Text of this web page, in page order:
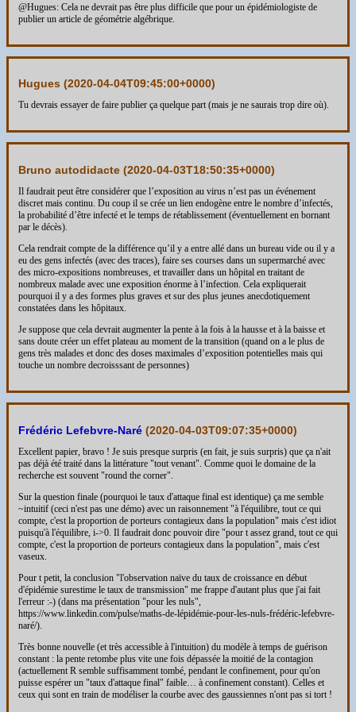
@Hugues: Cela ne devrait pas être plus difficile que pour un épidémiologiste de
publier un article de géométrie algébrique.
Hugues (2020-04-04T09:45:00+0000)
Tu devrais essayer de faire publier ça quelque part (mais je ne saurais trop dire où).
Bruno autodidacte (2020-04-03T18:50:35+0000)
Il faudrait peut être considérer que l’exposition au virus n’est pas un événement
discret mais continu. Du coup il se crée un lien endogène entre le nombre d’infectés,
la probabilité d’être infecté et le temps de rétablissement (éventuellement en bornant
par le décès).
Cela rendrait compte de la différence qu’il y a entre allé dans un bureau vide ou il y a
eu des gens infectés (avec des traces), faire ses courses dans un supermarché avec
des micro-expositions nombreuses, et travailler dans un hôpital en traitant de
nombreux malade avec une exposition énorme à l’infection. Cela expliquerait
pourquoi il y a des formes plus graves et sur des plus jeunes anecdotiquement
constatées dans les hôpitaux.
Je suppose que cela devrait augmenter la pente à la fois à la hausse et à la baisse et
sans doute créer un effet plateau au moment de la transition (quand on a le plus de
gens très malades et donc des doses maximales d’exposition potentielles mais qui
touche un nombre decroisssant de personnes)
Frédéric Lefebvre-Naré (2020-04-03T09:07:35+0000)
Excellent papier, bravo ! Je suis presque surpris (en fait, je suis surpris) que ça n'ait
pas déjà été traité dans la littérature "tout venant". Comme quoi le domaine de la
recherche est souvent "round the corner".
Sur la question finale (pourquoi le taux d'attaque final est identique) ça me semble
~intuitif (ceci n'est pas une démo) avec un raisonnement "à l'équilibre, tout ce qui
compte, c'est la proportion de porteurs contagieux dans la population" mais c'est idiot
puisqu'à l'équilibre, i->0. Il faudrait donc pouvoir dire "pour t assez grand, tout ce qui
compte, c'est la proportion de porteurs contagieux dans la population", mais c'est
vaseux.
Pour t petit, la conclusion "l'observation naïve du taux de croissance en début
d'épidémie surestime le taux de transmission" me frappe d'autant plus que j'ai fait
l'erreur :-) (dans ma présentation "pour les nuls",
https://www.linkedin.com/pulse/maths-de-lépidémie-pour-les-nuls-frédéric-lefebvre-
naré/).
Très bonne nouvelle (et très accessible à l'intuition) du modèle à temps de guérison
constant : la pente retombe plus vite une fois dépassée la moitié de la contagion
(actuellement R semble suffisamment tombé, pendant le confinement, pour qu'on
puisse espérer un "taux d'attaque final" faible… à confinement constant). Celles et
ceux qui sont en train de modéliser la courbe avec des gaussiennes n'ont pas si tort !